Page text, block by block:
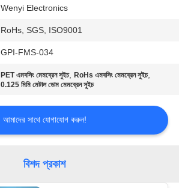
Wenyi Electronics
RoHs, SGS, ISO9001
GPI-FMS-034
PET এমবসিং মেমব্রেন সুইচ,RoHs এমবসিং মেমব্রেন সুইচ,
0.125 মিমি মেটাল ডোম মেমব্রেন সুইচ
আমাদের সাথে যোগাযোগ করুন!
বিশদ প্রকাশ